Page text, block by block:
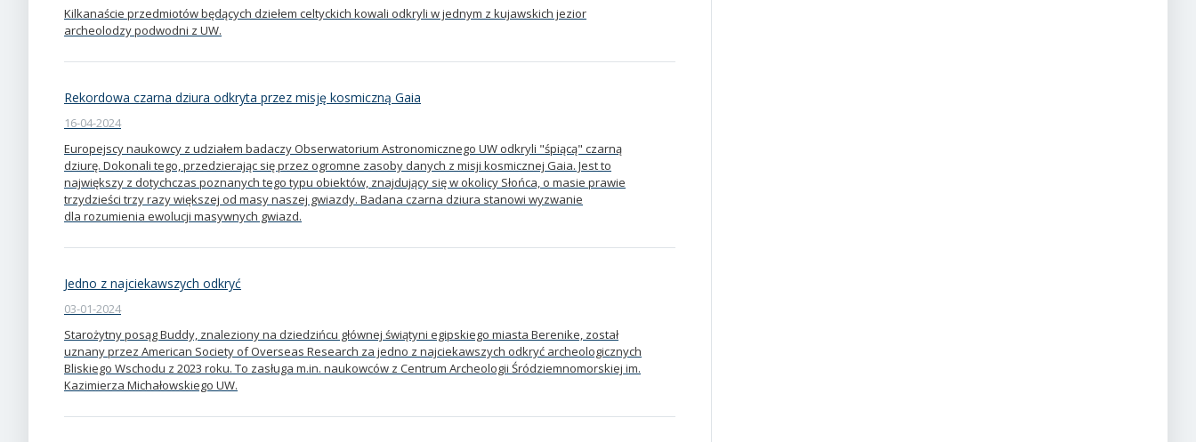
Kilkanaście przedmiotów będących dziełem celtyckich kowali odkryli w jednym z kujawskich jezior
archeolodzy podwodni z UW.
Rekordowa czarna dziura odkryta przez misję kosmiczną Gaia
16-04-2024
Europejscy naukowcy z udziałem badaczy Obserwatorium Astronomicznego UW odkryli "śpiącą" czarną
dziurę. Dokonali tego, przedzierając się przez ogromne zasoby danych z misji kosmicznej Gaia. Jest to
największy z dotychczas poznanych tego typu obiektów, znajdujący się w okolicy Słońca, o masie prawie
trzydzieści trzy razy większej od masy naszej gwiazdy. Badana czarna dziura stanowi wyzwanie
dla rozumienia ewolucji masywnych gwiazd.
Jedno z najciekawszych odkryć
03-01-2024
Starożytny posąg Buddy, znaleziony na dziedzińcu głównej świątyni egipskiego miasta Berenike, został
uznany przez American Society of Overseas Research za jedno z najciekawszych odkryć archeologicznych
Bliskiego Wschodu z 2023 roku. To zasługa m.in. naukowców z Centrum Archeologii Śródziemnomorskiej im.
Kazimierza Michałowskiego UW.